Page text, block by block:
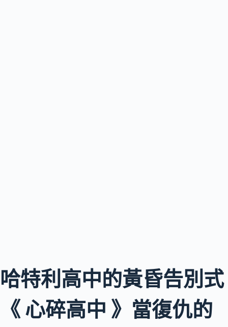
哈特利高中的黃昏告別式
《 心碎高中 》當復仇的